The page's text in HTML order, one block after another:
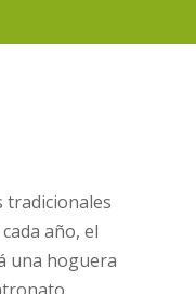
tradicionales
año, el
una hoguera